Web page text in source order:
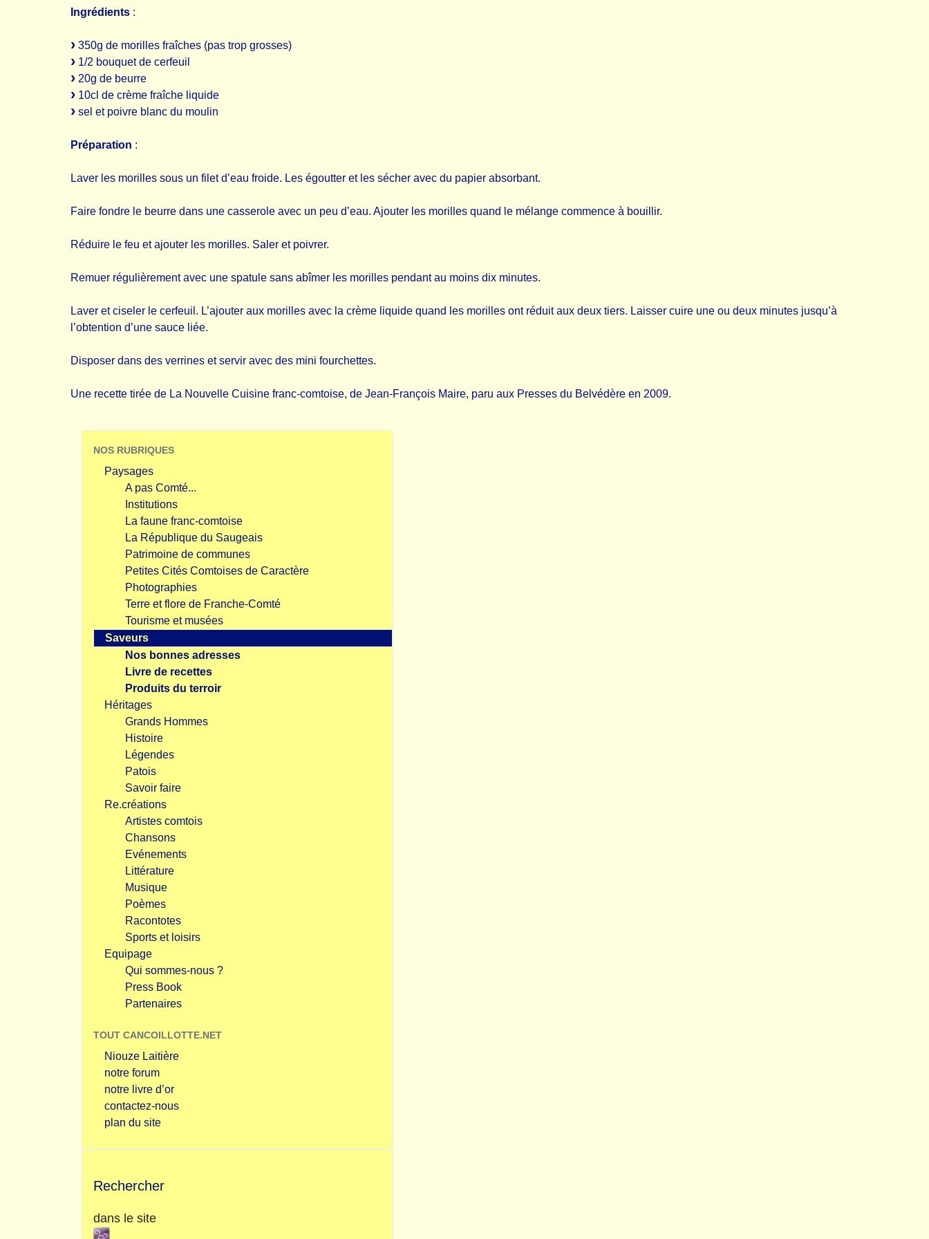
Ingrédients :
350g de morilles fraîches (pas trop grosses)
1/2 bouquet de cerfeuil
20g de beurre
10cl de crème fraîche liquide
sel et poivre blanc du moulin
Préparation :
Laver les morilles sous un filet d’eau froide. Les égoutter et les sécher avec du papier absorbant.
Faire fondre le beurre dans une casserole avec un peu d’eau. Ajouter les morilles quand le mélange commence à bouillir.
Réduire le feu et ajouter les morilles. Saler et poivrer.
Remuer régulièrement avec une spatule sans abîmer les morilles pendant au moins dix minutes.
Laver et ciseler le cerfeuil. L’ajouter aux morilles avec la crème liquide quand les morilles ont réduit aux deux tiers. Laisser cuire une ou deux minutes jusqu’à
l’obtention d’une sauce liée.
Disposer dans des verrines et servir avec des mini fourchettes.
Une recette tirée de La Nouvelle Cuisine franc-comtoise, de Jean-François Maire, paru aux Presses du Belvédère en 2009.
NOS RUBRIQUES
Paysages
A pas Comté...
Institutions
La faune franc-comtoise
La République du Saugeais
Patrimoine de communes
Petites Cités Comtoises de Caractère
Photographies
Terre et flore de Franche-Comté
Tourisme et musées
Saveurs
Nos bonnes adresses
Livre de recettes
Produits du terroir
Héritages
Grands Hommes
Histoire
Légendes
Patois
Savoir faire
Re.créations
Artistes comtois
Chansons
Evénements
Littérature
Musique
Poèmes
Racontotes
Sports et loisirs
Equipage
Qui sommes-nous ?
Press Book
Partenaires
TOUT CANCOILLOTTE.NET
Niouze Laitière
notre forum
notre livre d’or
contactez-nous
plan du site
Rechercher
dans le site